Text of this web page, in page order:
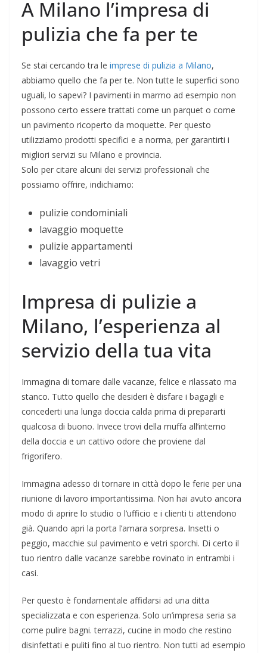
A Milano l’impresa di
pulizia che fa per te
Se stai cercando tra le imprese di pulizia a Milano,
abbiamo quello che fa per te. Non tutte le superfici sono
uguali, lo sapevi? I pavimenti in marmo ad esempio non
possono certo essere trattati come un parquet o come
un pavimento ricoperto da moquette. Per questo
utilizziamo prodotti specifici e a norma, per garantirti i
migliori servizi su Milano e provincia.
Solo per citare alcuni dei servizi professionali che
possiamo offrire, indichiamo:
pulizie condominiali
lavaggio moquette
pulizie appartamenti
lavaggio vetri
Impresa di pulizie a
Milano, l’esperienza al
servizio della tua vita
Immagina di tornare dalle vacanze, felice e rilassato ma
stanco. Tutto quello che desideri è disfare i bagagli e
concederti una lunga doccia calda prima di prepararti
qualcosa di buono. Invece trovi della muffa all’interno
della doccia e un cattivo odore che proviene dal
frigorifero.
Immagina adesso di tornare in città dopo le ferie per una
riunione di lavoro importantissima. Non hai avuto ancora
modo di aprire lo studio o l’ufficio e i clienti ti attendono
già. Quando apri la porta l’amara sorpresa. Insetti o
peggio, macchie sul pavimento e vetri sporchi. Di certo il
tuo rientro dalle vacanze sarebbe rovinato in entrambi i
casi.
Per questo è fondamentale affidarsi ad una ditta
specializzata e con esperienza. Solo un’impresa seria sa
come pulire bagni. terrazzi, cucine in modo che restino
disinfettati e puliti fino al tuo rientro. Non tutti ad esempio